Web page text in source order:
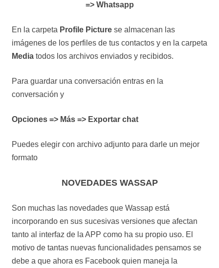
=> Whatsapp
En la carpeta Profile Picture se almacenan las
imágenes de los perfiles de tus contactos y en la carpeta
Media todos los archivos enviados y recibidos.
Para guardar una conversación entras en la
conversación y
Opciones => Más => Exportar chat
Puedes elegir con archivo adjunto para darle un mejor
formato
NOVEDADES WASSAP
Son muchas las novedades que Wassap está
incorporando en sus sucesivas versiones que afectan
tanto al interfaz de la APP como ha su propio uso. El
motivo de tantas nuevas funcionalidades pensamos se
debe a que ahora es Facebook quien maneja la